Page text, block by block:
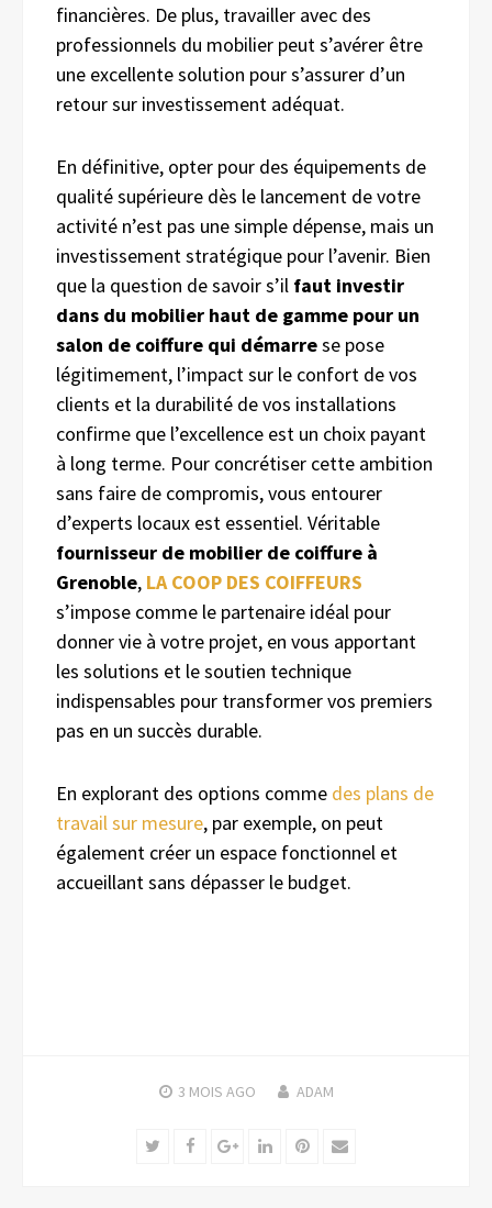
financières. De plus, travailler avec des
professionnels du mobilier peut s’avérer être
une excellente solution pour s’assurer d’un
retour sur investissement adéquat.
En définitive, opter pour des équipements de
qualité supérieure dès le lancement de votre
activité n’est pas une simple dépense, mais un
investissement stratégique pour l’avenir. Bien
que la question de savoir s’il faut investir
dans du mobilier haut de gamme pour un
salon de coiffure qui démarrese pose
légitimement, l’impact sur le confort de vos
clients et la durabilité de vos installations
confirme que l’excellence est un choix payant
à long terme. Pour concrétiser cette ambition
sans faire de compromis, vous entourer
d’experts locaux est essentiel. Véritable
fournisseur de mobilier de coiffure à
Grenoble, LA COOP DES COIFFEURS
s’impose comme le partenaire idéal pour
donner vie à votre projet, en vous apportant
les solutions et le soutien technique
indispensables pour transformer vos premiers
pas en un succès durable.
En explorant des options comme des plans de
travail sur mesure, par exemple, on peut
également créer un espace fonctionnel et
accueillant sans dépasser le budget.
3 MOIS AGO ADAM
TwitterFacebookGoogle+LinkedInPinterest
Email